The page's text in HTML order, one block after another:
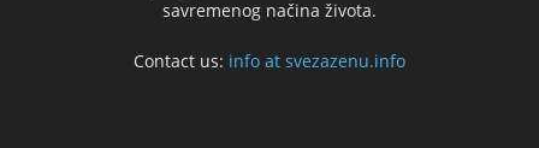
savremenog načina života.
Contact us: info at svezazenu.info